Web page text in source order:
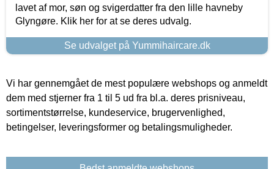
lavet af mor, søn og svigerdatter fra den lille havneby
Glyngøre. Klik her for at se deres udvalg.
Se udvalget på Yummihaircare.dk
Vi har gennemgået de mest populære webshops og anmeldt
dem med stjerner fra 1 til 5 ud fra bl.a. deres prisniveau,
sortimentstørrelse, kundeservice, brugervenlighed,
betingelser, leveringsformer og betalingsmuligheder.